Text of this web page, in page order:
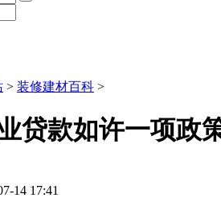
> 装修建材百科 >
贷款如许一项政
14 17:41